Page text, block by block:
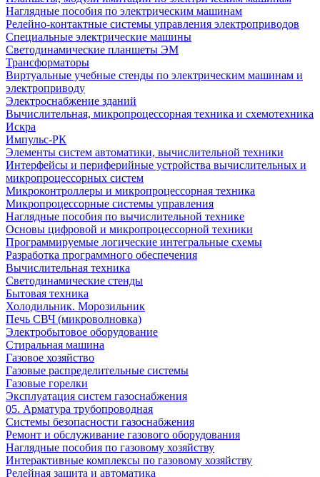
Наглядные пособия по электрическим машинам
Релейно-контактные системы управления электроприводов
Специальные электрические машины
Светодинамические планшеты ЭМ
Трансформаторы
Виртуальные учебные стенды по электрическим машинам и
электроприводу
Электроснабжение зданий
Вычислительная, микропроцессорная техника и схемотехника
Искра
Импульс-РК
Элементы систем автоматики, вычислительной техники
Интерфейсы и периферийные устройства вычислительных и
микропроцессорных систем
Микроконтроллеры и микропроцессорная техника
Микропроцессорные системы управления
Наглядные пособия по вычислительной технике
Основы цифровой и микропроцессорной техники
Программируемые логические интегральные схемы
Разработка программного обеспечения
Вычислительная техника
Светодинамические стенды
Бытовая техника
Холодильник. Морозильник
Печь СВЧ (микроволновка)
Электробытовое оборудование
Стиральная машина
Газовое хозяйство
Газовые распределительные системы
Газовые горелки
Эксплуатация систем газоснабжения
05. Арматура трубопроводная
Системы безопасности газоснабжения
Ремонт и обслуживание газового оборудования
Наглядные пособия по газовому хозяйству
Интерактивные комплексы по газовому хозяйству
Релейная защита и автоматика